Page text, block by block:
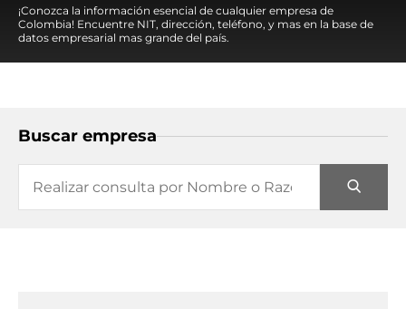
¡Conozca la información esencial de cualquier empresa de
Colombia! Encuentre NIT, dirección, teléfono, y mas en la base de
datos empresarial mas grande del país.
Buscar empresa